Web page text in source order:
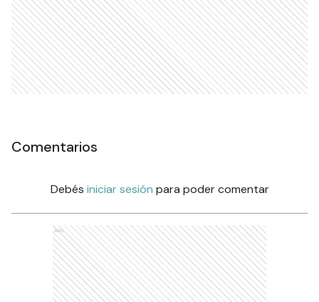
Comentarios
Debés iniciar sesión para poder comentar
Ads